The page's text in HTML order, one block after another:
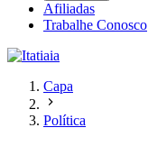
Afiliadas
Trabalhe Conosco
Capa
Política